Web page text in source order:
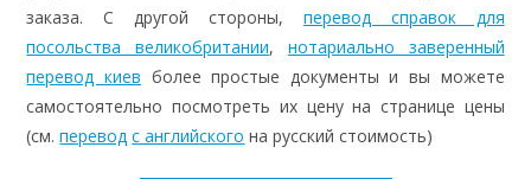
заказа. С другой стороны, перевод справок для
посольства великобритании, нотариально заверенный
перевод киев более простые документы и вы можете
самостоятельно посмотреть их цену на странице цены
(см.перевод с английского на русский стоимость)